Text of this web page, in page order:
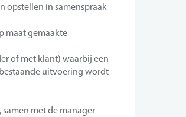
opstellen in samenspraak
maat gemaakte
of met klant) waarbij een
uitvoering wordt
met de manager